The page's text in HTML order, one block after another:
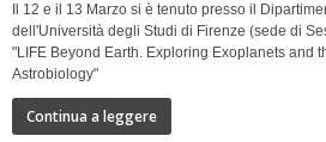
Il 12 e il 13 Marzo si è tenuto presso il
dell'Università degli Studi di Firenze (sede di
"LIFE Beyond Earth. Exploring Exoplanets and
Astrobiology"
Continua a leggere